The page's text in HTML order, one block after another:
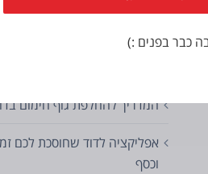
פוסטים אחרונים
המדריך להחלפת גוף חימום
אפליקציה לדוד שחוסכת לכם
וכסף
כבר בפנים :)